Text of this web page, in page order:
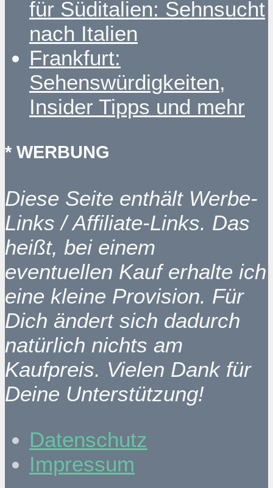
für Süditalien: Sehnsucht
nach Italien
Frankfurt:
Sehenswürdigkeiten,
Insider Tipps und mehr
* WERBUNG
Diese Seite enthält Werbe-
Links / Affiliate-Links. Das
heißt, bei einem
eventuellen Kauf erhalte ich
eine kleine Provision. Für
Dich ändert sich dadurch
natürlich nichts am
Kaufpreis. Vielen Dank für
Deine Unterstützung!
Datenschutz
Impressum